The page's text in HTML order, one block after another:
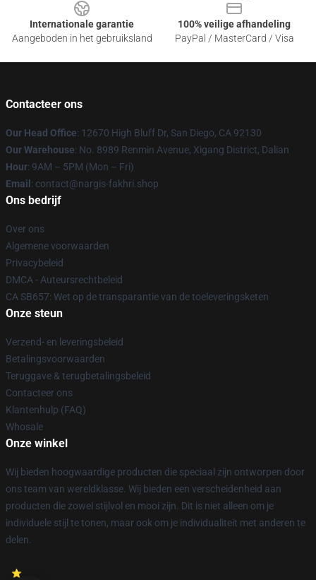
Internationale garantie
Aangeboden in het gebruiksland
100% veilige afhandeling
PayPal / MasterCard / Visa
Contacteer ons
Our Head Office: 12670 High Bluff Dr, San Diego, CA 92130
Our Warehouse: No. 8989 Renmin Avenue, Xigang District, Dalian
Hour: 9AM – 5PM (Mon – Fri)
Email : contact@nargis-fakhri.shop
Ons bedrijf
Over ons
Algemene voorwaarden
Privacybeleid
DMCA - Auteursrechtbeleid
CA SB657: Wet op de transparantie van de toeleveringsketen
Onze steun
Verzend- en leveringsbeleid
Betalingsvoorwaarden
Teruggave & terugbetalingsbeleid
Contacteer ons
Klantenhulp (FAQ)
Whosale
Onze winkel
Wij bieden hoogwaardige producten die speciaal zijn ontworpen door
ons team van wereldklasse. Wij bieden een verscheidenheid aan
producten die zowel stijlvol en mooi zijn. Dit is niet alleen om je
individuele stijl te tonen, maar ook om je individualiteit met anderen te
delen.